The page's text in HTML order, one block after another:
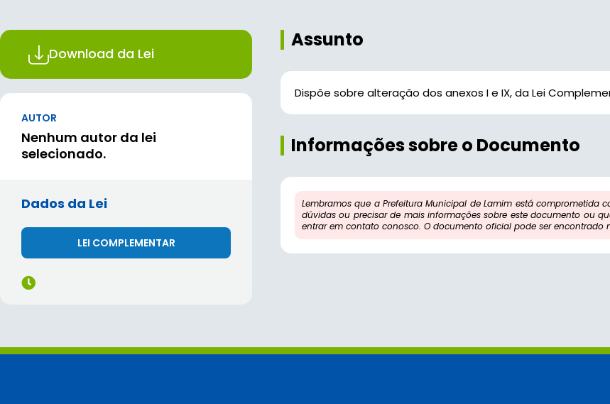
Download da Lei
AUTOR
Nenhum autor da lei
selecionado.
Dados da Lei
LEI COMPLEMENTAR
Assunto
Dispõe sobre alteração dos anexos I e IX, da Lei
Informações sobre o Documento
Lembramos que a Prefeitura Municipal de Lamim está comprometida
dúvidas ou precisar de mais informações sobre este documento ou
entrar em contato conosco. O documento oficial pode ser encontrado